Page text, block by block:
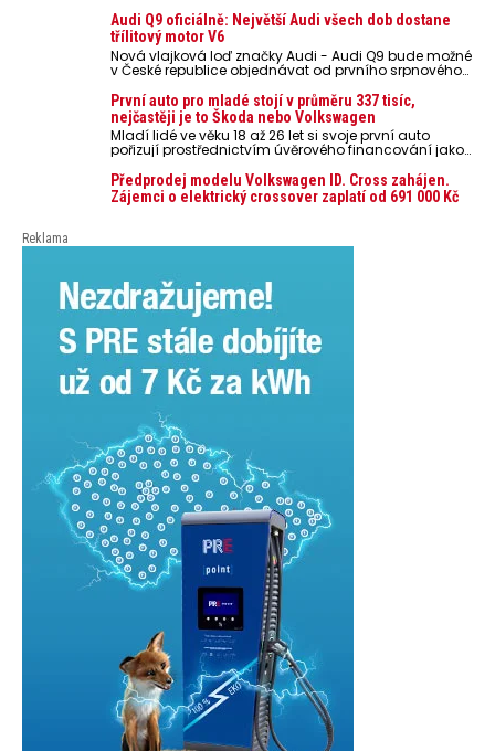
nebezpečí pro odložené mobilní telefony, powerbanky
nebo notebooky. Můžou urychlit stárnutí baterií,
poškodit elektroniku a ve výjimečných případech i
zvýšit riziko požáru.
Audi Q9 oficiálně: Největší Audi všech dob dostane
třílitový motor V6
Nová vlajková loď značky Audi - Audi Q9 bude možné
v České republice objednávat od prvního srpnového
První auto pro mladé stojí v průměru 337 tisíc,
nejčastěji je to Škoda nebo Volkswagen
Mladí lidé ve věku 18 až 26 let si svoje první auto
pořizují prostřednictvím úvěrového financování jako
auto. Průměrná pořizovací cena vozu dosahuje 337
tisíc korun a průměrná financovaná částka
přesahuje 251 tisíc korun. Vyplývá to z dat Leasingu
Předprodej modelu Volkswagen ID. Cross zahájen.
Zájemci o elektrický crossover zaplatí od 691 000 Kč
Reklama